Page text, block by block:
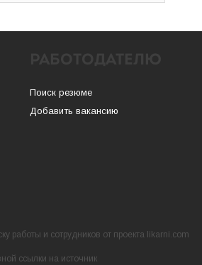
Поиск резюме
Добавить вакансию
работы и сотрудников от проекта likarni.com
ссылки на источник